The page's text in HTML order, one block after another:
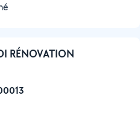
RÉNOVATION